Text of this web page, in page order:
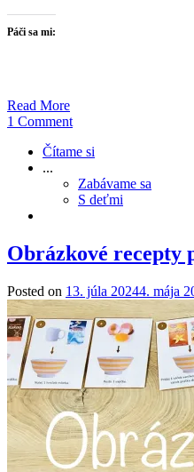
Páči sa mi:
Read More
1 Comment
Čítame si
...
Zabávame sa
S deťmi
Obrázkové recepty
Posted on 13. júla 20244. mája